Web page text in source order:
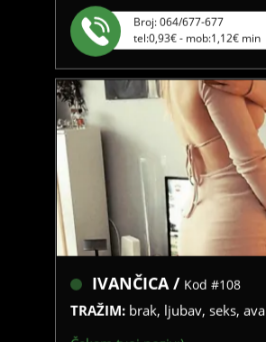
Broj: 064/677-677
tel:0,93€ - mob:1,12€ min
IVANČICA /